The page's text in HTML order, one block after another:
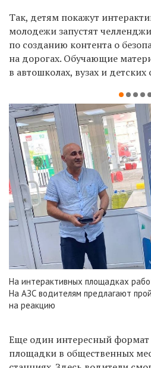
Так, детям покажут
молодежи запустят
по созданию контента о
на дорогах. Обучающие
в автошколах, вузах и детских
На интерактивных площадках
На АЗС водителям предлагают
на реакцию
Еще один интересный
площадки в общественных